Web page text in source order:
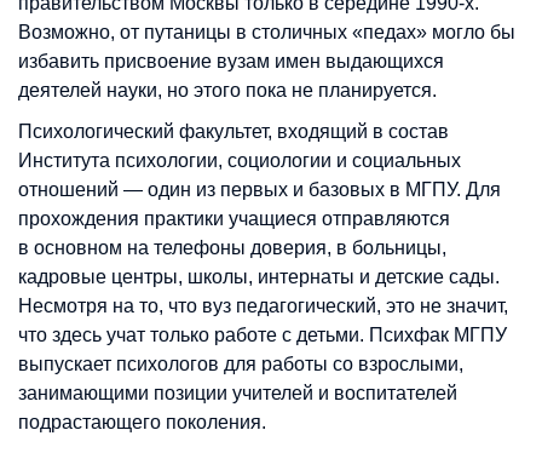
Возможно, от путаницы в столичных «педах» могло бы
избавить присвоение вузам имен выдающихся
деятелей науки, но этого пока не планируется.
Психологический факультет, входящий в состав
Института психологии, социологии и социальных
отношений — один из первых и базовых в МГПУ. Для
прохождения практики учащиеся отправляются
в основном на телефоны доверия, в больницы,
кадровые центры, школы, интернаты и детские сады.
Несмотря на то, что вуз педагогический, это не значит,
что здесь учат только работе с детьми. Психфак МГПУ
выпускает психологов для работы со взрослыми,
занимающими позиции учителей и воспитателей
подрастающего поколения.